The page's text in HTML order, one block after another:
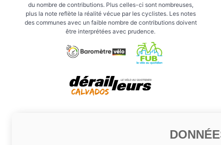
du nombre de contributions. Plus celles-ci sont nombreuses,
plus la note reflète la réalité vécue par les cyclistes. Les notes
des communes avec un faible nombre de contributions doivent
être interprétées avec prudence.